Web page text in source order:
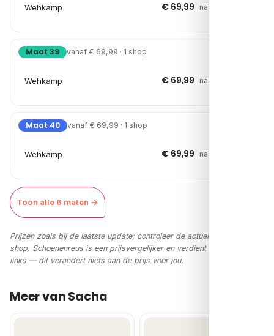
Wehkamp € 69,99 naar shop →
Maat 39 vanaf € 69,99 · 1 shop
Wehkamp € 69,99 naar shop →
Maat 40 vanaf € 69,99 · 1 shop
Wehkamp € 69,99 naar shop →
Toon alle 6 maten →
Prijzen zoals bij de laatste update; controleer de actuele prijs in de
shop. Schoenenreus is een prijsvergelijker en verdient via affiliate-
links — dit verandert niets aan de prijs voor jou.
Meer van Sacha